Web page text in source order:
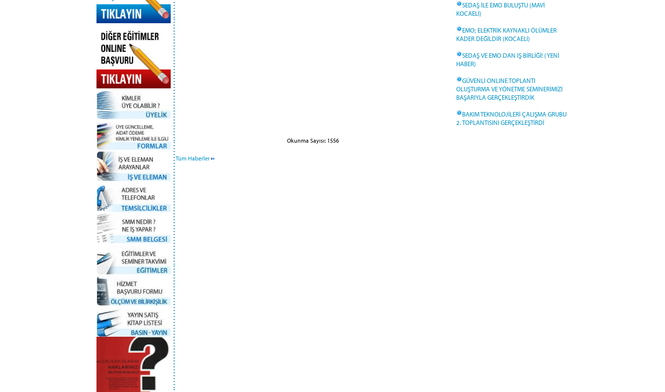
SEDAŞ İLE EMO BULUŞTU (MAVİ
KOCAELİ)
EMO; ELEKTRİK KAYNAKLI ÖLÜMLER
KADER DEĞİLDİR (KOCAELİ)
SEDAŞ VE EMO DAN İŞ BİRLİĞİ! (YENİ
HABER)
GÜVENLİ ONLINE TOPLANTI
OLUŞTURMA VE YÖNETME SEMİNERİMİZİ
BAŞARIYLA GERÇEKLEŞTİRDİK
BAKIM TEKNOLOJİLERİ ÇALIŞMA GRUBU
2. TOPLANTISINI GERÇEKLEŞTİRDİ
Okunma Sayısı: 1556
Tüm Haberler